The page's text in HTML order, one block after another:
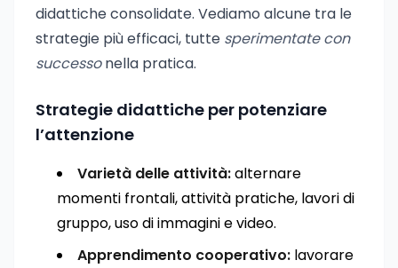
didattiche consolidate. Vediamo alcune tra le
strategie più efficaci, tutte sperimentate con
successonella pratica.
Strategie didattiche per potenziare
l’attenzione
Varietà delle attività:alternare
momenti frontali, attività pratiche, lavori di
gruppo, uso di immagini e video.
Apprendimento cooperativo: lavorare